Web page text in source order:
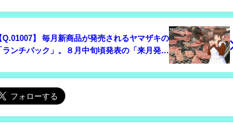
Q.01007】 毎月新商品が発売されるヤマザキの
ランチパック」。８月中旬頃発表の「来月発売